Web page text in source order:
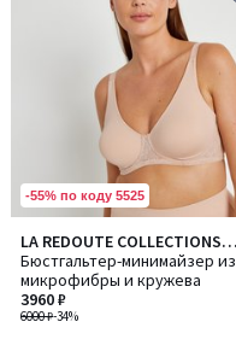
-55% по коду 5525
LA REDOUTE COLLECTIONS
PLUS
Бюстгальтер-минимайзер из
микрофибры и кружева
6000 ₽-34%
3960 ₽
4,3
/ 5